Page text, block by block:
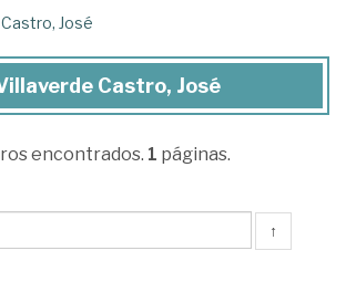
José
Castro, José
encontrados. 1 páginas.
↑